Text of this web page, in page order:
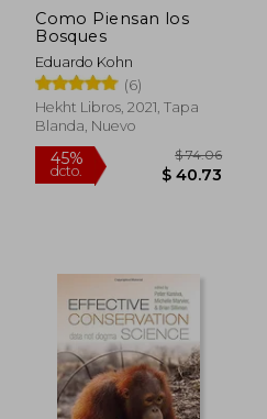
Como Piensan los
Bosques
Eduardo Kohn
(6)
Hekht Libros, 2021, Tapa
Blanda, Nuevo